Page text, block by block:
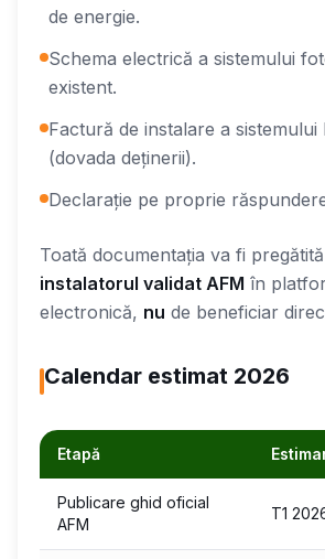
de energie.
Schema electrică a sistemului
existent.
Factură de instalare a sistemului
(dovada deținerii).
Declarație pe proprie
Toată documentația va fi
instalatorul validat AFM în
electronică, nu de beneficiar
Calendar estimat 2026
Etapă
Publicare ghid oficial
AFM
T1